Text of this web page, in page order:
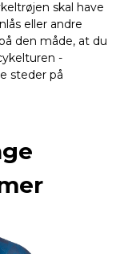
skal have
eller andre
den måde, at du
-
steder på